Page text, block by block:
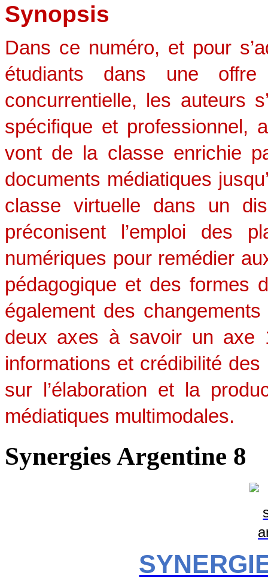
Synopsis
Dans ce numéro, et pour
étudiants dans une
concurrentielle, les auteurs
spécifique et professionnel,
vont de la classe enrichie
documents médiatiques
classe virtuelle dans un
préconisent l’emploi des
numériques pour remédier
pédagogique et des formes
également des
deux axes à savoir un axe
informations et crédibilité
sur l’élaboration et la
médiatiques multimodales.
Synergies Argentine 8